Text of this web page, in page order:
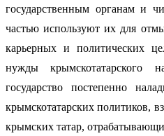
государственным органам и
частью используют их для
карьерных и политических
нужды крымскотатарского
государство постепенно
крымскотатарских политиков,
крымских татар,